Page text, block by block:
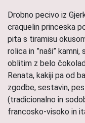
Drobno pecivo iz
craquelin princeska
pita s tiramisu
rolica in ”naši”
oblitim z belo
Renata, kakiji pa od
zgodbe, sestavin,
(tradicionalno in
francosko-visoko in